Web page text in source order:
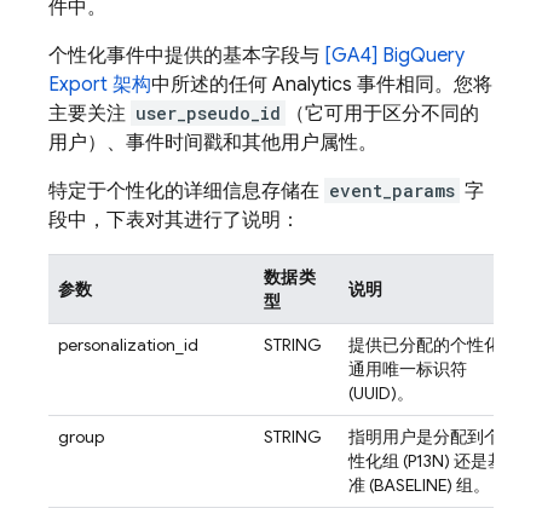
件中。
个性化事件中提供的基本字段与 [GA4] BigQuery
Export 架构中所述的任何 Analytics 事件相同。您将
主要关注 user_pseudo_id
（它可用于区分不同的
用户）、事件时间戳和其他用户属性。
特定于个性化的详细信息存储在 event_params 字
段中，下表对其进行了说明：
参数
数据类
型
说明
personalization_id STRING
提供已分配的个性化
通用唯一标识符
(UUID)。
group
STRING
指明用户是分配到个
性化组 (P13N) 还是基
准 (BASELINE) 组。